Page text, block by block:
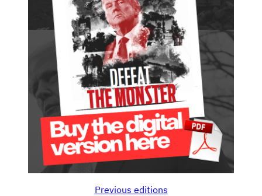
Previous editions